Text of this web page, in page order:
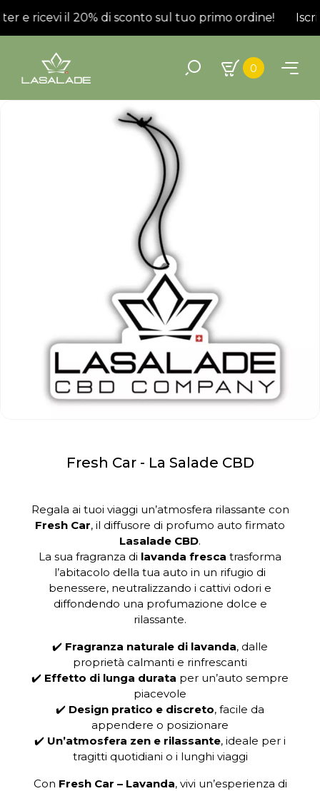
e ricevi il 20% di sconto sul tuo primo ordine!
0
Fresh Car - La Salade CBD
Regala ai tuoi viaggi un’atmosfera rilassante con
Fresh Car, il diffusore di profumo auto firmato
Lasalade CBD.
La sua fragranza di lavanda fresca trasforma
l’abitacolo della tua auto in un rifugio di
benessere, neutralizzando i cattivi odori e
diffondendo una profumazione dolce e
rilassante.
✔️ Fragranza naturale di lavanda, dalle
proprietà calmanti e rinfrescanti
✔️ Effetto di lunga durata per un’auto sempre
piacevole
✔️ Design pratico e discreto, facile da
appendere o posizionare
✔️ Un’atmosfera zen e rilassante, ideale per i
tragitti quotidiani o i lunghi viaggi
Con Fresh Car – Lavanda, vivi un’esperienza di